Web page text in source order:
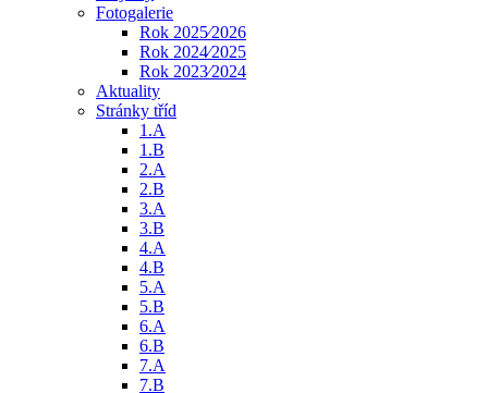
Fotogalerie
Rok 2025⁄2026
Rok 2024⁄2025
Rok 2023⁄2024
Aktuality
Stránky tříd
1.A
1.B
2.A
2.B
3.A
3.B
4.A
4.B
5.A
5.B
6.A
6.B
7.A
7.B